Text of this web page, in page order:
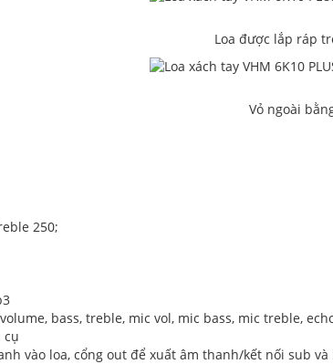
Loa được lắp ráp
Vỏ ngoài
250;
bass, treble, mic vol, mic bass, mic treble,
cụ
vào loa, cổng out để xuất âm thanh/kết nối sub